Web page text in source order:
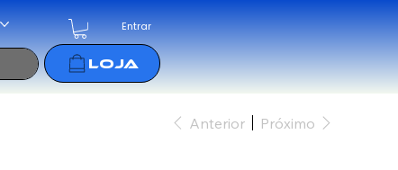
Entrar
Anterior Próximo